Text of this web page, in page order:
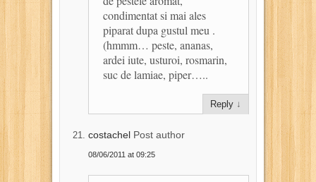
condimentat si mai ales
piparat dupa gustul meu .
(hmmm… peste, ananas,
ardei iute, usturoi, rosmarin,
suc de lamiae, piper…..
Reply ↓
costachel Post author
08/06/2011 at 09:25